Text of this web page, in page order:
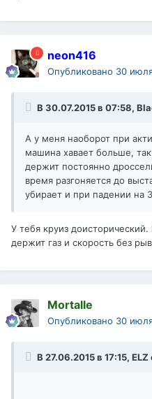
neon416
Опубликовано 30
В 30.07.2015 в 07:58,
А у меня наоборот при
машина хавает больше,
держит постоянно
время разгоняется до
убирает и при падении на
У тебя круиз
держит газ и скорость без
Mortalle
Опубликовано 30
В 27.06.2015 в 17:15, ELZ